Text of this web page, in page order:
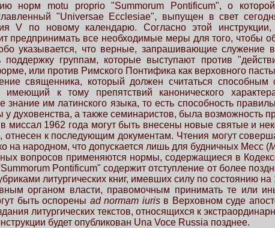
норм motu proprio "Summorum Pontificum", о
"Universae Ecclesiae", выпущен в свет
V по новому календарю. Согласно этой
предпринимать все необходимые меры для того, чтобы
указывается, что верные, запрашивающие служение
поддержку группам, которые выступают против
или против Римского Понтифика как верховного
священника, который должен считаться
имеющий к тому препятствий канонического
знание им латинского языка, то есть способность
у духовенства, а также семинаристов, была возможность
в миссал 1962 года могут быть внесены новые святые и
отнесен к последующим документам. Чтения могут
на народном, что допускается лишь для будничных Месс (
вопросов применяются нормы, содержащиеся в
Pontificum" содержит отступление от более
литургических книг, имевших силу по состоянию на
органом власти, правомочным принимать те или
быть оспорены ad normam iurisв Верховном суде
литургических текстов, относящихся к
будет опубликован Una Voce Russia позднее.